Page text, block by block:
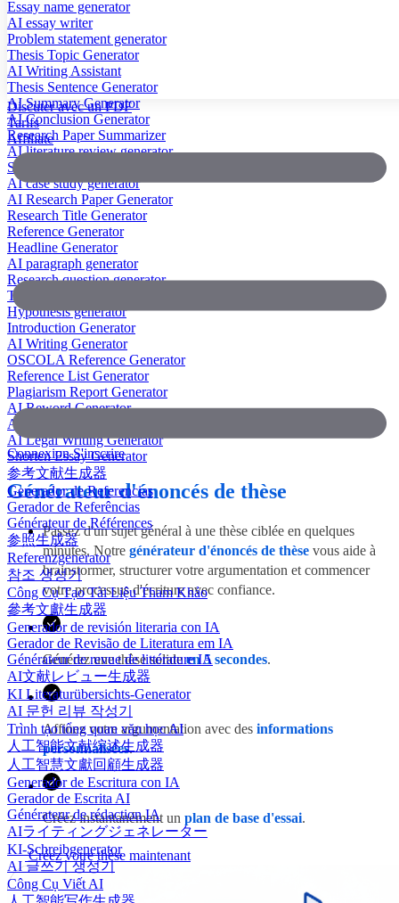
Essay name generator
AI essay writer
Problem statement generator
Thesis Topic Generator
AI Writing Assistant
Thesis Sentence Generator
AI Summary Generator
AI Conclusion Generator
Research Paper Summarizer
AI literature review generator
Scientific Paper Summarizer
AI case study generator
AI Research Paper Generator
Research Title Generator
Reference Generator
Headline Generator
AI paragraph generator
Research question generator
Thesis paragraph generator
Hypothesis generator
Introduction Generator
AI Writing Generator
OSCOLA Reference Generator
Reference List Generator
Plagiarism Report Generator
AI Reword Generator
AI Bullet Point Generator
AI Legal Writing Generator
Shorten Essay Generator
参考文献生成器
Generador de Referencias
Gerador de Referências
Générateur de Références
参照生成器
Referenzgenerator
참조 생성기
Công Cụ Tạo Tài Liệu Tham Khảo
參考文獻生成器
Generador de revisión literaria con IA
Gerador de Revisão de Literatura em IA
Générateur de revue de littérature IA
AI文献レビュー生成器
KI Literaturübersichts-Generator
AI 문헌 리뷰 작성기
Trình tạo tổng quan văn học AI
人工智能文献综述生成器
人工智慧文獻回顧生成器
Generador de Escritura con IA
Gerador de Escrita AI
Générateur de rédaction IA
AIライティングジェネレーター
KI-Schreibgenerator
AI 글쓰기 생성기
Công Cụ Viết AI
Discuter avec un PDF
Tarifs
Affiliate
ConnexionS'inscrire
Générateur d'énoncés de thèse
Passez d'un sujet général à une thèse ciblée en quelques
minutes. Notre générateur d'énoncés de thèse vous aide à
brainstormer, structurer votre argumentation et commencer
votre processus d'écriture avec confiance.
Générez une thèse solideen 5 secondes.
Affinez votre argumentation avec des informations
personnalisées.
Créez instantanément un plan de base d'essai.
Créez votre thèse maintenant